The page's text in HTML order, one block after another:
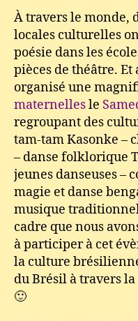
À travers le monde,
locales culturelles
poésie dans les
pièces de théâtre. Et
organisé une
maternellesle
regroupant des
tam-tam Kasonke –
– danse folklorique
jeunes danseuses –
magie et danse
musique
cadre que nous
à participer à cet
la culture
du Brésil à travers la
🙂